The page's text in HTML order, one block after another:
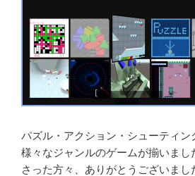
パズル・アクション・シューティン
様々なジャンルのゲームが揃いまし
さった方々、ありがとうございまし